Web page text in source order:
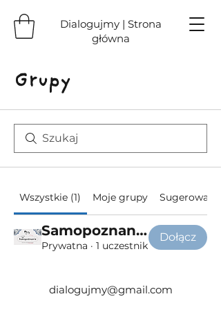
Dialogujmy | Strona
główna
Grupy
Wszystkie (1) Moje grupy Sugerowane
Samopoznanie - grupa rozwojowa
Prywatna · 1 uczestnik
Dołącz
dialogujmy@gmail.com